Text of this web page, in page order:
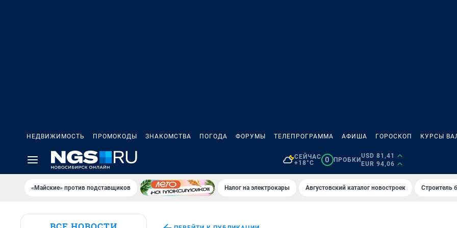
НЕДВИЖИМОСТЬ ПРОМОКОДЫ ЗНАКОМСТВА ПОГОДА ФОРУМЫ ТЕЛЕПРОГРАММА АФИША ГОРОСКОП КУРСЫ
СЕЙЧАС
+18°C
0 ПРОБКИ
USD 81,41
EUR 94,06
«Майские» против подставщиков Налог на электрокары Августовский каталог новостроек Строитель